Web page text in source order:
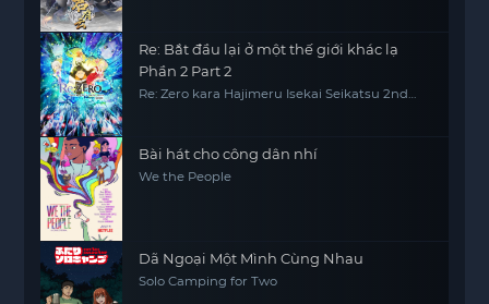
Re: Bắt đầu lại ở một thế giới khác lạ
Phần 2 Part 2
Re: Zero kara Hajimeru Isekai Seikatsu 2nd
Bài hát cho công dân nhí
We the People
Dã Ngoại Một Mình Cùng Nhau
Solo Camping for Two